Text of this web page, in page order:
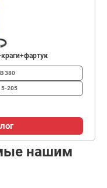
380
205
нашим